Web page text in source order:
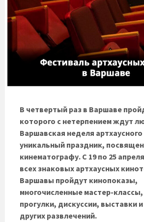
В четвертый раз в Варшаве
которого с нетерпением ждут
Варшавская неделя артхаусного
уникальный праздник,
кинематографу. С 19 по 25
всех знаковых артхаусных
Варшавы пройдут кинопоказы,
многочисленные мастер-
прогулки, дискуссии, выставки
других развлечений.